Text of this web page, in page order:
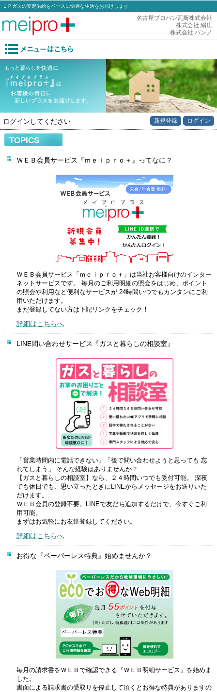
ＬＰガスの安定供給をベースに快適な生活をお届けします
名古屋プロパン瓦斯株式会社
株式会社 絹庄
株式会社 バンノ
ログインしてください 新規登録 ログイン
TOPICS
ＷＥＢ会員サービス『ｍｅｉｐｒｏ＋』ってなに？
ＷＥＢ会員サービス「ｍｅｉｐｒｏ＋」は当社お客様向けのインター
ネットサービスです。 毎月のご利用明細の照会をはじめ、ポイント
の照会や利用など便利なサービスが 24時間いつでもカンタンにご利
用いただけます。
まだ登録してない方は下記リンクをチェック！
詳細はこちらへ
LINE問い合わせサービス『ガスと暮らしの相談室』
「営業時間内に電話できない」「後で問い合わせようと思っても 忘
れてしまう」 そんな経験はありませんか？
【ガスと暮らしの相談室】なら、２４時間いつでも受付可能。 深夜
でも休日でも、思い立ったときにLINEからメッセージをお送りいた
だけます。
ＷＥＢ会員の登録不要。LINEで友だち追加するだけで、今すぐご利
用可能。
まずはお気軽にお友達登録してください。
詳細はこちらへ
お得な『ペーパーレス特典』始めませんか？
毎月の請求書をＷＥＢで確認できる『ＷＥＢ明細サービス』を始めま
した。
書面による請求書の受取りを停止して頂くとお得な特典がありますの